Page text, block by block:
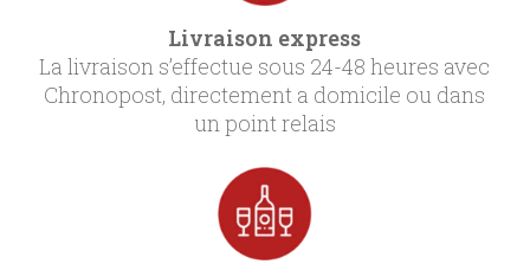
Livraison express
La livraison s’effectue sous 24-48 heures avec
Chronopost, directement a domicile ou dans
un point relais